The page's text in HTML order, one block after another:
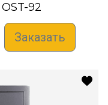
OST-92
Заказать